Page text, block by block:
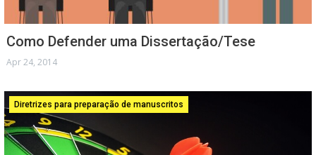
Como Defender uma Dissertação/Tese
Apr 24, 2014
Diretrizes para preparação de manuscritos